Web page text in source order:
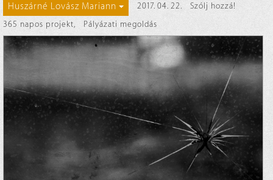
Huszárné Lovász Mariann 2017. 04. 22.
Szólj hozzá!
365 napos projekt, Pályázati megoldás